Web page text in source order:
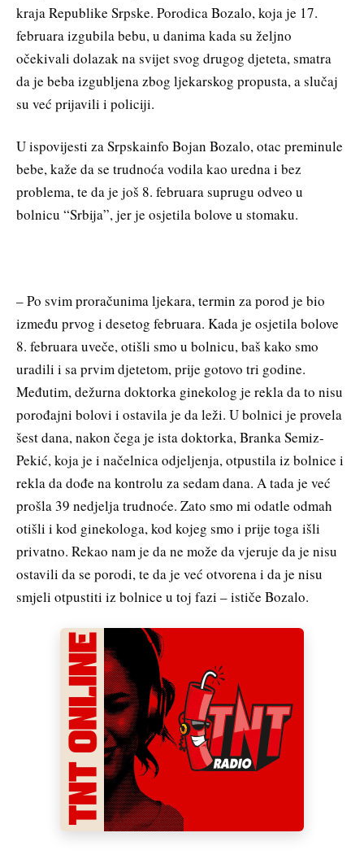
kraja Republike Srpske. Porodica Bozalo, koja je 17.
februara izgubila bebu, u danima kada su željno
očekivali dolazak na svijet svog drugog djeteta, smatra
da je beba izgubljena zbog ljekarskog propusta, a slučaj
su već prijavili i policiji.
U ispovijesti za Srpskainfo Bojan Bozalo, otac preminule
bebe, kaže da se trudnoća vodila kao uredna i bez
problema, te da je još 8. februara suprugu odveo u
bolnicu “Srbija”, jer je osjetila bolove u stomaku.
– Po svim proračunima ljekara, termin za porod je bio
između prvog i desetog februara. Kada je osjetila bolove
8. februara uveče, otišli smo u bolnicu, baš kako smo
uradili i sa prvim djetetom, prije gotovo tri godine.
Međutim, dežurna doktorka ginekolog je rekla da to nisu
porođajni bolovi i ostavila je da leži. U bolnici je provela
šest dana, nakon čega je ista doktorka, Branka Semiz-
Pekić, koja je i načelnica odjeljenja, otpustila iz bolnice i
rekla da dođe na kontrolu za sedam dana. A tada je već
prošla 39 nedjelja trudnoće. Zato smo mi odatle odmah
otišli i kod ginekologa, kod kojeg smo i prije toga išli
privatno. Rekao nam je da ne može da vjeruje da je nisu
ostavili da se porodi, te da je već otvorena i da je nisu
smjeli otpustiti iz bolnice u toj fazi – ističe Bozalo.